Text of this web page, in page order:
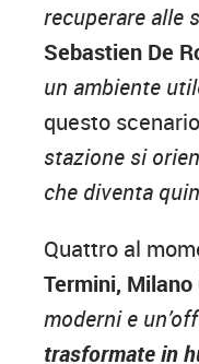
recuperare alle
Sebastien De
un ambiente
questo
stazione si
che diventa
Quattro al
Termini,
moderni e
trasformate in